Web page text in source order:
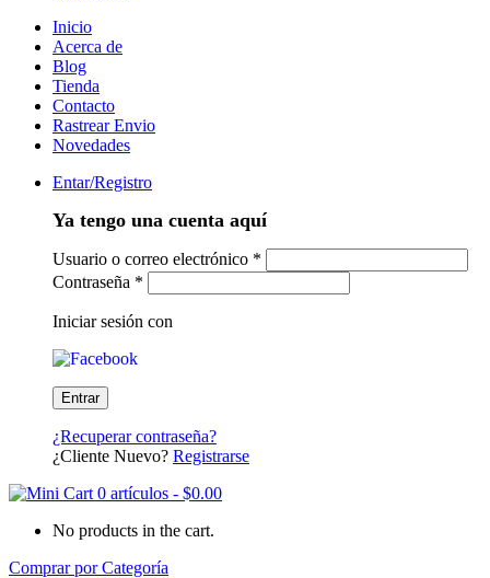
Inicio
Acerca de
Blog
Tienda
Contacto
Rastrear Envio
Novedades
Entar/Registro
Ya tengo una cuenta aquí
Usuario o correo electrónico *
Contraseña *
Iniciar sesión con
¿Recuperar contraseña?
¿Cliente Nuevo? Registrarse
0 artículos - $0.00
No products in the cart.
Comprar por Categoría